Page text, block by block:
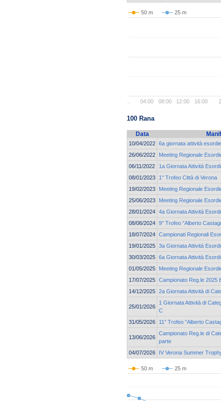
50 m 25 m
04:00 08:00 12:00 16:00
100 Rana
Data
10/04/2022 6a giornata attività
26/06/2022
Meeting Regionale
06/11/2022
1a Giornata Attività
08/01/2023
1° Trofeo Città di Verona
19/02/2023
Meeting Regionale
25/06/2023
Meeting Regionale
28/01/2024 4a Giornata Attività
08/06/2024 9° Trofeo “Alberto
18/07/2024 Campionati Regionali
19/01/2025 3a Giornata Attività
30/03/2025 6a Giornata Attività
01/05/2025
Meeting Regionale
17/07/2025 Campionato Reg.le 2025
14/12/2025 2a Giornata Attività di
25/01/2026
1 Giornata Attività di
C
31/05/2026
11° Trofeo “Alberto
13/06/2026
Campionato Reg.le di
parte
04/07/2026
IV Verona Summer
50 m 25 m